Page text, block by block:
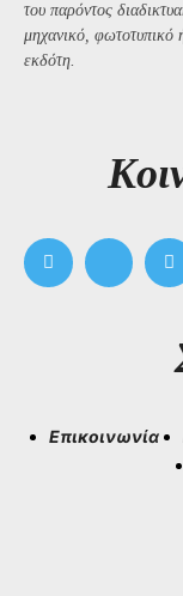
του παρόντος
μηχανικό, φωτοτυπικό
εκδότη.
Επικοινωνία